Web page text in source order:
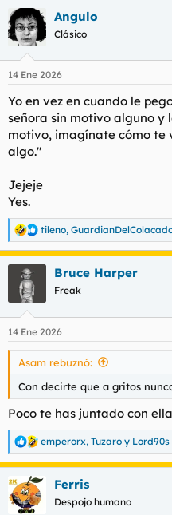
Angulo
Clásico
14 Ene 2026
Yo en vez en cuando le
señora sin motivo alguno y
motivo, imagínate cómo te
algo."
Jejeje
Yes.
R
e
a
e
s
tileno,
Bruce Harper
Freak
14 Ene 2026
Asam rebuznó:
Con decirte que a gritos
Poco te has juntado con
R
e
a
c
c
emperorx, Tuzaro y Lord90s
Ferris
Despojo humano